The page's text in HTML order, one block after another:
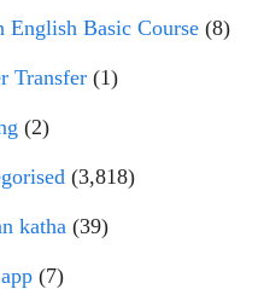
English Basic Course (8)
Transfer (1)
(2)
(3,818)
katha (39)
(7)